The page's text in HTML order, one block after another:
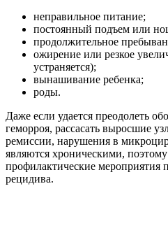
неправильное питание;
постоянный подъем или
продолжительное
ожирение или резкое
устраняется);
вынашивание ребенка;
роды.
Даже если удается преодолеть
геморроя, рассасать выросшие
ремиссии, нарушения в
являются хроническими,
профилактические мероприятия
рецидива.